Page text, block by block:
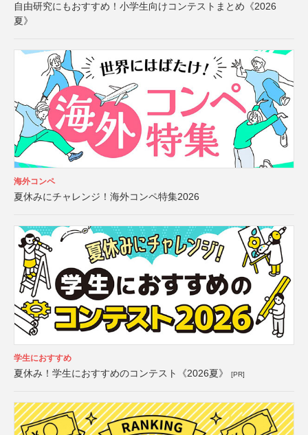
自由研究にもおすすめ！小学生向けコンテストまとめ《2026
夏》
海外コンペ
夏休みにチャレンジ！海外コンペ特集2026
学生におすすめ
夏休み！学生におすすめのコンテスト《2026夏》 [PR]